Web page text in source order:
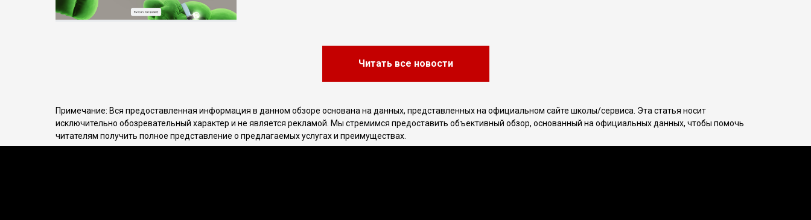
Читать все новости
Примечание: Вся предоставленная информация в данном обзоре основана на данных, представленных на официальном сайте школы/сервиса. Эта статья носит
исключительно обозревательный характер и не является рекламой. Мы стремимся предоставить объективный обзор, основанный на официальных данных, чтобы помочь
читателям получить полное представление о предлагаемых услугах и преимуществах.